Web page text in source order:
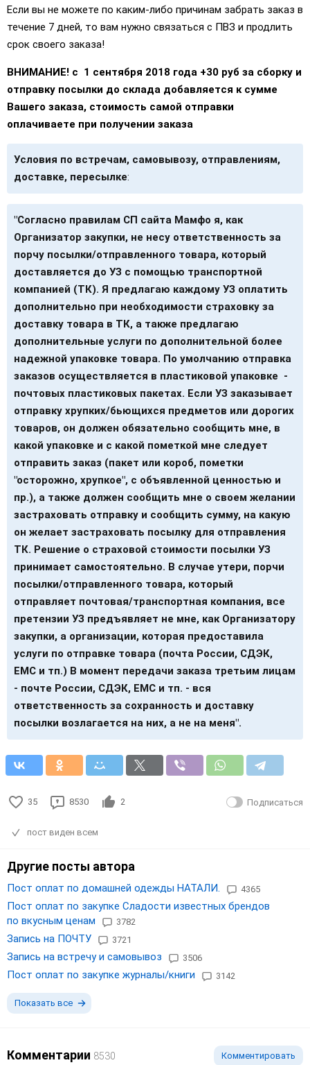
Если вы не можете по каким-либо причинам забрать заказ в
течение 7 дней, то вам нужно связаться с ПВЗ и продлить
срок своего заказа!
ВНИМАНИЕ! с 1 сентября 2018 года +30 руб за сборку и
отправку посылки до склада добавляется к сумме
Вашего заказа, стоимость самой отправки
оплачиваете при получении заказа
Условия по встречам, самовывозу, отправлениям,
доставке, пересылке:
"Согласно правилам СП сайта Мамфо я, как
Организатор закупки, не несу ответственность за
порчу посылки/отправленного товара, который
доставляется до УЗ с помощью транспортной
компанией (ТК). Я предлагаю каждому УЗ оплатить
дополнительно при необходимости страховку за
доставку товара в ТК, а также предлагаю
дополнительные услуги по дополнительной более
надежной упаковке товара. По умолчанию отправка
заказов осуществляется в пластиковой упаковке -
почтовых пластиковых пакетах. Если УЗ заказывает
отправку хрупких/бьющихся предметов или дорогих
товаров, он должен обязательно сообщить мне, в
какой упаковке и с какой пометкой мне следует
отправить заказ (пакет или короб, пометки
"осторожно, хрупкое", с объявленной ценностью и
пр.), а также должен сообщить мне о своем желании
застраховать отправку и сообщить сумму, на какую
он желает застраховать посылку для отправления
ТК. Решение о страховой стоимости посылки УЗ
принимает самостоятельно. В случае утери, порчи
посылки/отправленного товара, который
отправляет почтовая/транспортная компания, все
претензии УЗ предъявляет не мне, как Организатору
закупки, а организации, которая предоставила
услуги по отправке товара (почта России, СДЭК,
EMC и тп.) В момент передачи заказа третьим лицам
- почте России, СДЭК, EMC и тп. - вся
ответственность за сохранность и доставку
посылки возлагается на них, а не на меня".
35 8530 2 Подписаться
пост виден всем
Другие посты автора
Пост оплат по домашней одежды НАТАЛИ. 4365
Пост оплат по закупке Сладости известных брендов
по вкусным ценам
3782
Запись на ПОЧТУ 3721
Запись на встречу и самовывоз 3506
Пост оплат по закупке журналы/книги 3142
Показать все
Комментарии 8530 Комментировать